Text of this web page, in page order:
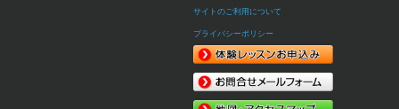
サイトのご利用について
プライバシーポリシー